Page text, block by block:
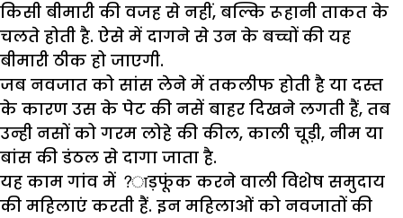
किसी बीमारी की वजह से नहीं, बल्कि रूहानी ताकत के
चलते होती है. ऐसे में दागने से उन के बच्चों की यह
बीमारी ठीक हो जाएगी.
जब नवजात को सांस लेने में तकलीफ होती है या दस्त
के कारण उस के पेट की नसें बाहर दिखने लगती हैं, तब
उन्ही नसों को गरम लोहे की कील, काली चूड़ी, नीम या
बांस की डंठल से दागा जाता है.
यह काम गांव में ?ाड़फूंक करने वाली विशेष समुदाय
की महिलाएं करती हैं. इन महिलाओं को नवजातों की